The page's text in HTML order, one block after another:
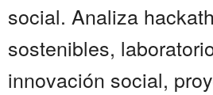
social. Analiza
sostenibles,
innovación social,